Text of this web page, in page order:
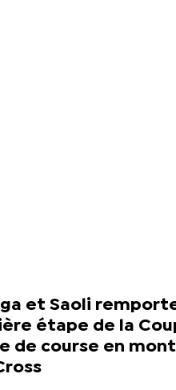
et Saoli
étape de la
de course en